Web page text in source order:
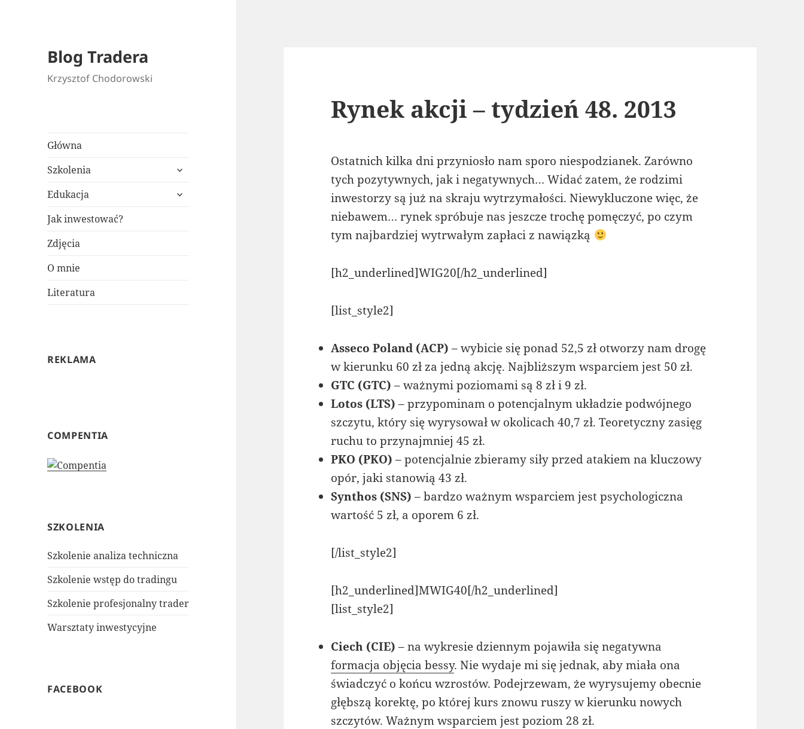
Blog Tradera
Krzysztof Chodorowski
Główna
Szkolenia
rozwiń
potomne
Edukacja
rozwiń
Jak inwestować?
Zdjęcia
O mnie
Literatura
REKLAMA
COMPENTIA
SZKOLENIA
Szkolenie analiza techniczna
Szkolenie wstęp do tradingu
Szkolenie profesjonalny trader
Warsztaty inwestycyjne
FACEBOOK
Rynek akcji – tydzień 48. 2013
Ostatnich kilka dni przyniosło nam sporo niespodzianek. Zarówno
tych pozytywnych, jak i negatywnych… Widać zatem, że rodzimi
inwestorzy są już na skraju wytrzymałości. Niewykluczone więc, że
niebawem… rynek spróbuje nas jeszcze trochę pomęczyć, po czym
tym najbardziej wytrwałym zapłaci z nawiązką
[h2_underlined]WIG20[/h2_underlined]
[list_style2]
Asseco Poland (ACP) – wybicie się ponad 52,5 zł otworzy nam drogę
w kierunku 60 zł za jedną akcję. Najbliższym wsparciem jest 50 zł.
GTC (GTC) – ważnymi poziomami są 8 zł i 9 zł.
Lotos (LTS) – przypominam o potencjalnym układzie podwójnego
szczytu, który się wyrysował w okolicach 40,7 zł. Teoretyczny zasięg
ruchu to przynajmniej 45 zł.
PKO (PKO) – potencjalnie zbieramy siły przed atakiem na kluczowy
opór, jaki stanowią 43 zł.
Synthos (SNS) – bardzo ważnym wsparciem jest psychologiczna
wartość 5 zł, a oporem 6 zł.
[/list_style2]
[h2_underlined]MWIG40[/h2_underlined]
[list_style2]
Ciech (CIE) – na wykresie dziennym pojawiła się negatywna
formacja objęcia bessy. Nie wydaje mi się jednak, aby miała ona
świadczyć o końcu wzrostów. Podejrzewam, że wyrysujemy obecnie
głębszą korektę, po której kurs znowu ruszy w kierunku nowych
szczytów. Ważnym wsparciem jest poziom 28 zł.